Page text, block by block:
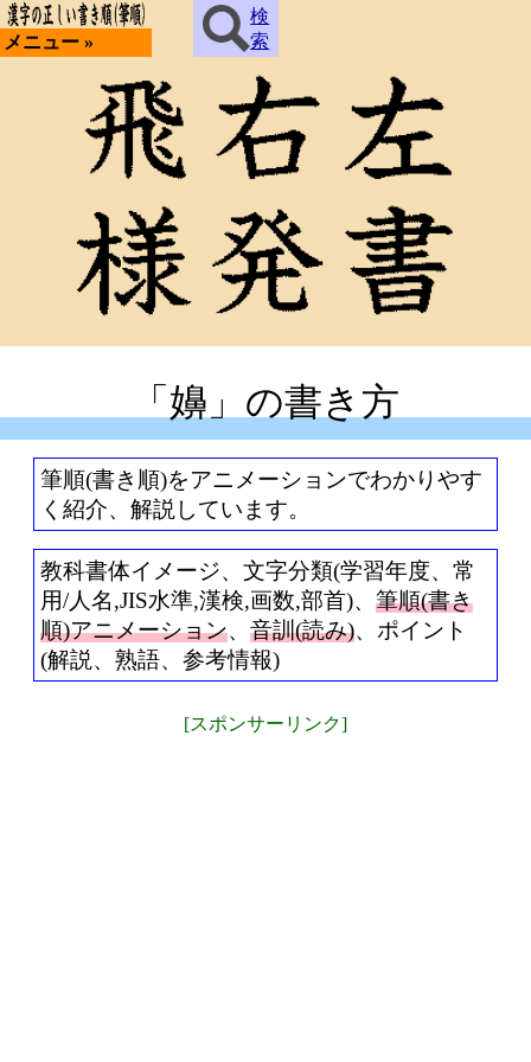
メニュー »
検
索
「嬶」の書き方
筆順(書き順)をアニメーションでわかりやす
く紹介、解説しています。
教科書体イメージ、文字分類(学習年度、常
用/人名,JIS水準,漢検,画数,部首)、 筆順(書き
順)アニメーション、 音訓(読み)、ポイント
(解説、熟語、参考情報)
[スポンサーリンク]